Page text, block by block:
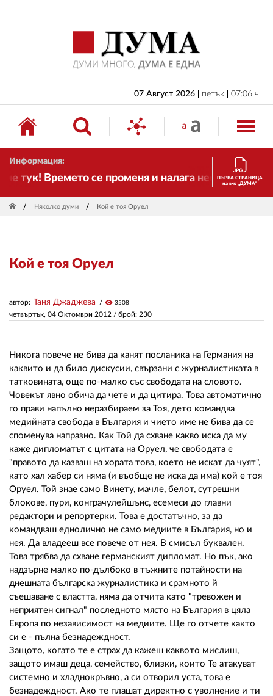
07 Август 2026 петък 07:06 ч.
Информация:
тук! Времето се променя и налага
ПЪРВА СТРАНИЦА
на в-к „ДУМА“
Няколко думи Кой е тоя Оруел
Кой е тоя Оруел
четвъртък, 04 Октомври 2012 / брой: 230
автор: Таня Джаджева visibility 3508
Никога повече не бива да канят посланика на Германия на
каквито и да било дискусии, свързани с журналистиката в
татковината, още по-малко със свободата на словото.
Човекът явно обича да чете и да цитира. Това автоматично
го прави напълно неразбираем за Тоя, дето командва
медийната свобода в България и чието име не бива да се
споменува напразно. Как Той да схване какво иска да му
каже дипломатът с цитата на Оруел, че свободата е
"правото да казваш на хората това, което не искат да чуят",
като хал хабер си няма (и въобще не иска да има) кой е тоя
Оруел. Той знае само Винету, мачле, белот, сутрешни
блокове, пури, конграчулейшънс, есемеси до главни
редактори и репортерки. Това е достатъчно, за да
командваш еднолично не само медиите в България, но и
нея. Да владееш все повече от нея. В смисъл буквален.
Това трябва да схване германският дипломат. Но пък, ако
надзърне малко по-дълбоко в тъжните потайности на
днешната българска журналистика и срамното й
съешаване с властта, няма да отчита като "тревожен и
неприятен сигнал" последното място на България в цяла
Европа по независимост на медиите. Ще го отчете както
си е - пълна безнадеждност.
Защото, когато те е страх да кажеш каквото мислиш,
защото имаш деца, семейство, близки, които Те атакуват
системно и хладнокръвно, а си отворил уста, това е
безнадеждност. Ако те плашат директно с уволнение и ти
БЪЛГАРИЯ
ИКОНОМИКА
ИЗБОРИ
СВЯТ
ЗА НАС
РЕДАКЦИЯ
КОНТАКТИ
РЕКЛАМА
АБОНАМЕНТ
УСЛОВИЯ ЗА ПОЛЗВАНЕ
ПОЛИТИКА ЗА БИСКВИТКИТЕ
ПОЛИТИКАТА ЗА
ПОВЕРИТЕЛНОСТ
02 975 20 35